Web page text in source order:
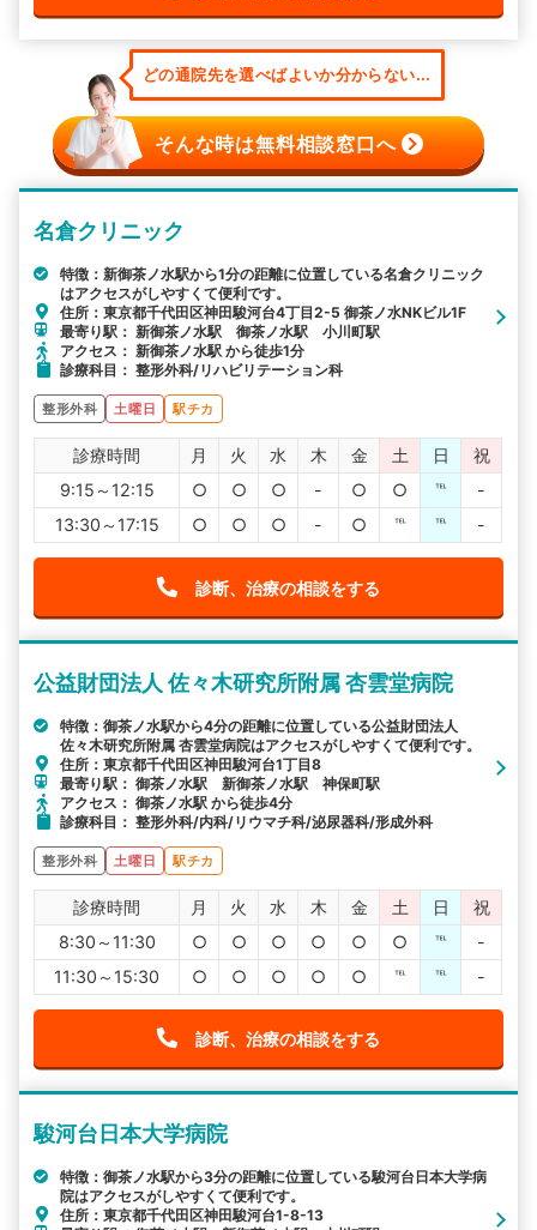
どの通院先を選べばよいか分からない...
そんな時は無料相談窓口へ
名倉クリニック
特徴：新御茶ノ水駅から1分の距離に位置している名倉クリニック
はアクセスがしやすくて便利です。
住所：東京都千代田区神田駿河台4丁目2-5 御茶ノ水NKビル1F
最寄り駅： 新御茶ノ水駅 御茶ノ水駅 小川町駅
アクセス： 新御茶ノ水駅 から徒歩1分
診療科目： 整形外科/リハビリテーション科
整形外科 土曜日 駅チカ
診療時間 月 火 水 木 金 土 日
祝
9:15～12:15
○ ○ ○ - ○ ○ ℡
-
13:30～17:15
○ ○ ○ - ○ ℡ ℡ -
診断、治療の相談をする
公益財団法人 佐々木研究所附属 杏雲堂病院
特徴：御茶ノ水駅から4分の距離に位置している公益財団法人
佐々木研究所附属 杏雲堂病院はアクセスがしやすくて便利です。
住所：東京都千代田区神田駿河台1丁目8
最寄り駅： 御茶ノ水駅 新御茶ノ水駅 神保町駅
アクセス： 御茶ノ水駅 から徒歩4分
診療科目： 整形外科/内科/リウマチ科/泌尿器科/形成外科
整形外科 土曜日 駅チカ
診療時間 月 火 水 木 金 土 日
祝
8:30～11:30
○ ○ ○ ○ ○ ○ ℡
-
11:30～15:30
○ ○ ○ ○ ○ ℡ ℡ -
診断、治療の相談をする
駿河台日本大学病院
特徴：御茶ノ水駅から3分の距離に位置している駿河台日本大学病
院はアクセスがしやすくて便利です。
住所：東京都千代田区神田駿河台1-8-13